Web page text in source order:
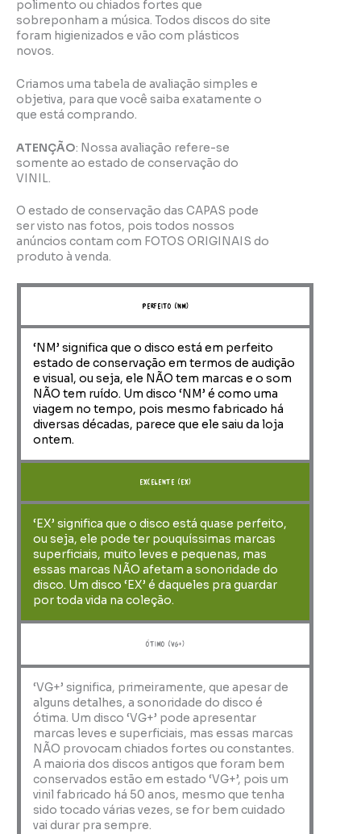
polimento ou chiados fortes que
sobreponham a música. Todos discos do site
foram higienizados e vão com plásticos
novos.
Criamos uma tabela de avaliação simples e
objetiva, para que você saiba exatamente o
que está comprando.
ATENÇÃO: Nossa avaliação refere-se
somente ao estado de conservação do
VINIL.
O estado de conservação das CAPAS pode
ser visto nas fotos, pois todos nossos
anúncios contam com FOTOS ORIGINAIS do
produto à venda.
perfeito (NM)
‘NM’ significa que o disco está em perfeito
estado de conservação em termos de audição
e visual, ou seja, ele NÃO tem marcas e o som
NÃO tem ruído. Um disco ‘NM’ é como uma
viagem no tempo, pois mesmo fabricado há
diversas décadas, parece que ele saiu da loja
ontem.
Excelente (EX)
‘EX’ significa que o disco está quase perfeito,
ou seja, ele pode ter pouquíssimas marcas
superficiais, muito leves e pequenas, mas
essas marcas NÃO afetam a sonoridade do
disco. Um disco ‘EX’ é daqueles pra guardar
por toda vida na coleção.
ótimo (VG+)
‘VG+’ significa, primeiramente, que apesar de
alguns detalhes, a sonoridade do disco é
ótima. Um disco ‘VG+’ pode apresentar
marcas leves e superficiais, mas essas marcas
NÃO provocam chiados fortes ou constantes.
A maioria dos discos antigos que foram bem
conservados estão em estado ‘VG+’, pois um
vinil fabricado há 50 anos, mesmo que tenha
sido tocado várias vezes, se for bem cuidado
vai durar pra sempre.